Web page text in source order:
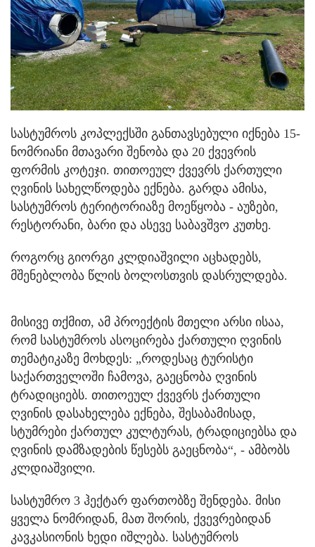
სასტუმროს კოპლექსში განთავსებული იქნება 15-
ნომრიანი მთავარი შენობა და 20 ქვევრის
ფორმის კოტეჯი. თითოეულ ქვევრს ქართული
ღვინის სახელწოდება ექნება. გარდა ამისა,
სასტუმროს ტერიტორიაზე მოეწყობა - აუზები,
რესტორანი, ბარი და ასევე საბავშვო კუთხე.
როგორც გიორგი კლდიაშვილი აცხადებს,
მშენებლობა წლის ბოლოსთვის დასრულდება.
მისივე თქმით, ამ პროექტის მთელი არსი ისაა,
რომ სასტუმროს ასოცირება ქართული ღვინის
თემატიკაზე მოხდეს: „როდესაც ტურისტი
საქართველოში ჩამოვა, გაეცნობა ღვინის
ტრადიციებს. თითოეულ ქვევრს ქართული
ღვინის დასახელება ექნება, შესაბამისად,
სტუმრები ქართულ კულტურას, ტრადიციებსა და
ღვინის დამზადების წესებს გაეცნობა“, - ამბობს
კლდიაშვილი.
სასტუმრო 3 ჰექტარ ფართობზე შენდება. მისი
ყველა ნომრიდან, მათ შორის, ქვევრებიდან
კავკასიონის ხედი იშლება. სასტუმროს